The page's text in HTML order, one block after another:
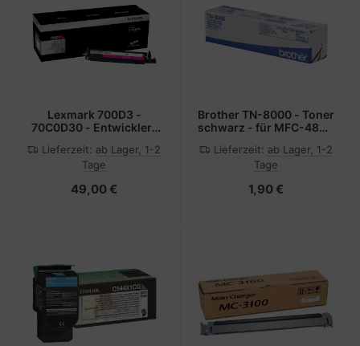
Lexmark 700D3 -
70C0D30 - Entwickler-
CS310, CS317, CS417,
CS517, CX317, CX410,
XC2130
Lieferzeit: ab Lager, 1-2
Tage
49,00 €
Brother TN-8000 - Toner
schwarz - für MFC-4800
MFC-9160 MFC-9180;
FAX-2850 8070P
Lieferzeit: ab Lager, 1-2
Tage
1,90 €